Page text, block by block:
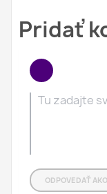
Pridať
ODPOVEDAŤ